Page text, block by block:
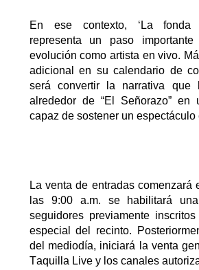
En ese contexto, ‘ Laf
representa un paso
evolución como artista en vivo.
adicional en su calendario de
será convertir la narrativa que
alrededor de “El Señorazo” en
capaz de sostener un espectáculo
La venta de entradas comenzará
las 9:00 a.m. se habilitará
seguidores previamente
especial del recinto.
del mediodía, iniciará la venta
Taquilla Live y los canales